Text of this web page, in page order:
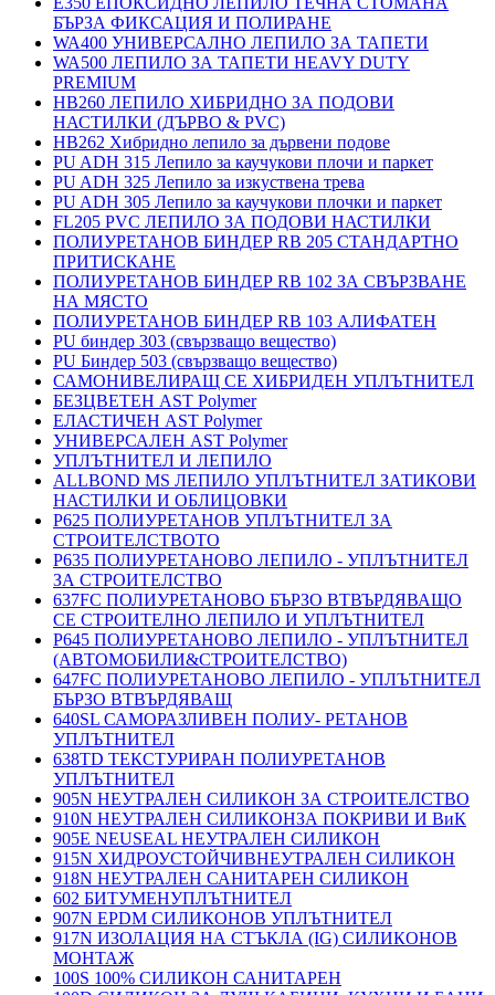
БЪРЗА ФИКСАЦИЯ И ПОЛИРАНЕ
WA400 УНИВЕРСАЛНО ЛЕПИЛО ЗА ТАПЕТИ
WA500 ЛЕПИЛО ЗА ТАПЕТИ HEAVY DUTY
PREMIUM
HB260 ЛЕПИЛО ХИБРИДНО ЗА ПОДОВИ
НАСТИЛКИ (ДЪРВО & PVC)
HB262 Хибридно лепило за дървени подове
PU ADH 315 Лепило за каучукови плочи и паркет
PU ADH 325 Лепило за изкуствена трева
PU ADH 305 Лепило за каучукови плочки и паркет
FL205 PVC ЛЕПИЛО ЗА ПОДОВИ НАСТИЛКИ
ПОЛИУРЕТАНОВ БИНДЕР RB 205 СТАНДАРТНО
ПРИТИСКАНЕ
ПОЛИУРЕТАНОВ БИНДЕР RB 102 ЗА СВЪРЗВАНЕ
НА МЯСТО
ПОЛИУРЕТАНОВ БИНДЕР RB 103 АЛИФАТЕН
PU биндер 303 (свързващо вещество)
PU Биндер 503 (свързващо вещество)
САМОНИВЕЛИРАЩ СЕ ХИБРИДЕН УПЛЪТНИТЕЛ
БЕЗЦВЕТЕН AST Polymer
ЕЛАСТИЧЕН AST Polymer
УНИВЕРСАЛЕН AST Polymer
УПЛЪТНИТЕЛ И ЛЕПИЛО
ALLBOND MS ЛЕПИЛО УПЛЪТНИТЕЛ ЗАТИКОВИ
НАСТИЛКИ И ОБЛИЦОВКИ
P625 ПОЛИУРЕТАНОВ УПЛЪТНИТЕЛ ЗА
СТРОИТЕЛСТВОТО
P635 ПОЛИУРЕТАНОВО ЛЕПИЛО - УПЛЪТНИТЕЛ
ЗА СТРОИТЕЛСТВО
637FC ПОЛИУРЕТАНОВО БЪРЗО ВТВЪРДЯВАЩО
СЕ СТРОИТЕЛНО ЛЕПИЛО И УПЛЪТНИТЕЛ
P645 ПОЛИУРЕТАНОВО ЛЕПИЛО - УПЛЪТНИТЕЛ
(АВТОМОБИЛИ&СТРОИТЕЛСТВО)
647FC ПОЛИУРЕТАНОВО ЛЕПИЛО - УПЛЪТНИТЕЛ
БЪРЗО ВТВЪРДЯВАЩ
640SL САМОРАЗЛИВЕН ПОЛИУ- РЕТАНОВ
УПЛЪТНИТЕЛ
638TD ТЕКСТУРИРАН ПОЛИУРЕТАНОВ
УПЛЪТНИТЕЛ
905N НЕУТРАЛЕН СИЛИКОН ЗА СТРОИТЕЛСТВО
910N НЕУТРАЛЕН СИЛИКОНЗА ПОКРИВИ И ВиК
905E NEUSEAL НЕУТРАЛЕН СИЛИКОН
915N ХИДРОУСТОЙЧИВНЕУТРАЛЕН СИЛИКОН
918N НЕУТРАЛЕН САНИТАРЕН СИЛИКОН
602 БИТУМЕНУПЛЪТНИТЕЛ
907N EPDM СИЛИКОНОВ УПЛЪТНИТЕЛ
917N ИЗОЛАЦИЯ НА СТЪКЛА (IG) СИЛИКОНОВ
МОНТАЖ
100S 100% СИЛИКОН САНИТАРЕН